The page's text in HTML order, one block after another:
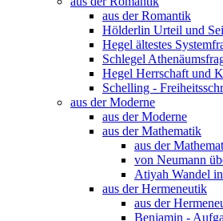
aus der Romantik
Hölderlin Urteil und
Hegel ältestes
Schlegel
Hegel Herrschaft und
Schelling -
aus der Moderne
aus der Moderne
aus der Mathematik
aus der
von Neumann
Atiyah Wandel
aus der Hermeneutik
aus der
Benjamin -